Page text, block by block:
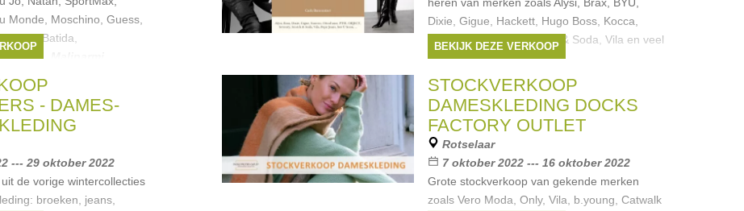
Monde, Moschino, Guess,
Batida,
,Liu Jo
Dixie, Gigue, Hackett, Hugo Boss, Kocca,
OBJECT, Seventy, Scotch & Soda, Vila en veel
meer. Betalen kan cash of
Merken:Hugo Boss ,Object
& Soda ,Gigue, ...
BEKIJK DEZE VERKOOP
- DAMES-
--- 29 oktober 2022
de vorige wintercollecties
broeken, jeans,
STOCKVERKOOP
DAMESKLEDING DOCKS
FACTORY OUTLET
Rotselaar
7 oktober 2022 --- 16 oktober 2022
Grote stockverkoop van gekende merken
zoals Vero Moda, Only, Vila, b.young, Catwalk